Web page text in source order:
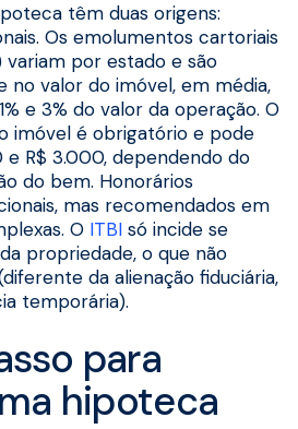
têm duas origens:
Os emolumentos cartoriais
por estado e são
no valor do imóvel, em média,
e 3% do valor da operação. O
imóvel é obrigatório e pode
R$ 3.000, dependendo do
do bem. Honorários
mas recomendados em
O ITBI só incide se
propriedade, o que não
da alienação fiduciária,
temporária).
para
hipoteca